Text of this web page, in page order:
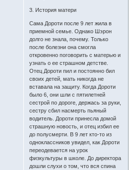
3. История матери
Сама Дороти после 9 лет жила в
приемной семье. Однако Шэрон
долго не знала, почему. Только
после болезни она смогла
откровенно поговорить с матерью и
узнать о ее страшном детстве.
Отец Дороти пил и постоянно бил
своих детей, мать никогда не
вставала на защиту. Когда Дороти
было 6, они шли с пятилетней
сестрой по дороге, держась за руки,
сестру сбил насмерть пьяный
водитель. Дороти принесла домой
страшную новость, и отец избил ее
до полусмерти. В 9 лет кто-то из
одноклассников увидел, как Дороти
переодевается на урок
физкультуры в школе. До директора
дошли слухи о том, что вся спина